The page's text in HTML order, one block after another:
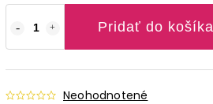
Pridať do košíka
Neohodnotené